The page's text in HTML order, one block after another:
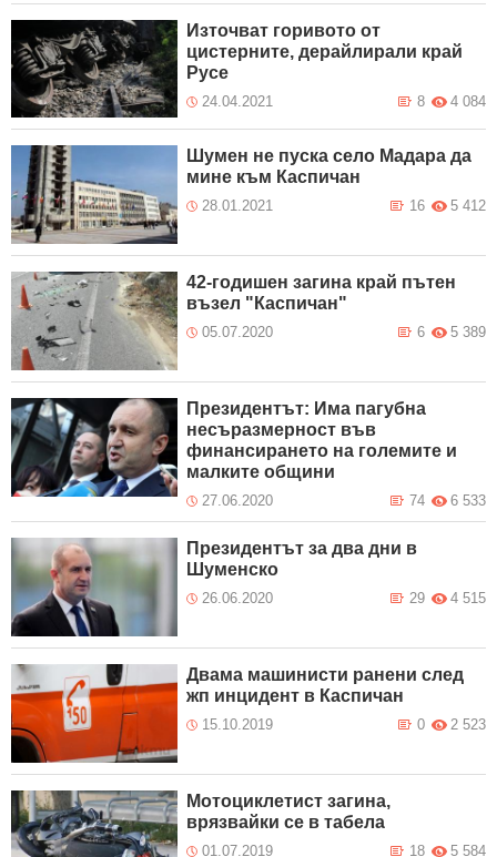
Източват горивото от
цистерните, дерайлирали край
Русе
24.04.2021 4 084
8
Шумен не пуска село Мадара да
мине към Каспичан
28.01.2021 5 412
16
42-годишен загина край пътен
възел "Каспичан"
05.07.2020 5 389
6
Президентът: Има пагубна
несъразмерност във
финансирането на големите и
малките общини
27.06.2020 6 533
74
Президентът за два дни в
Шуменско
26.06.2020 4 515
29
Двама машинисти ранени след
жп инцидент в Каспичан
15.10.2019 2 523
0
Мотоциклетист загина,
врязвайки се в табела
01.07.2019 5 584
18